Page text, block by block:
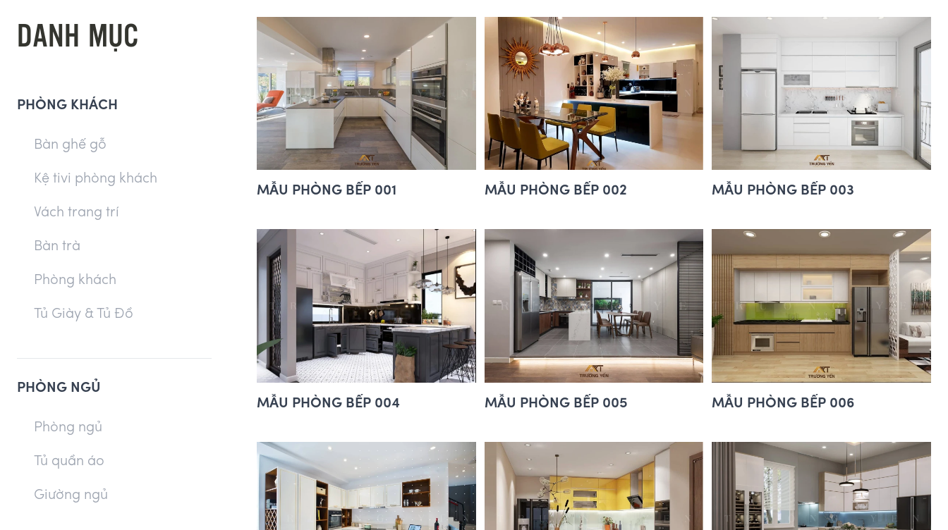
DANH MỤC
PHÒNG KHÁCH
Bàn ghế gỗ
Kệ tivi phòng khách
Vách trang trí
Bàn trà
Phòng khách
Tủ Giày & Tủ Đồ
PHÒNG NGỦ
Phòng ngủ
Tủ quần áo
Giường ngủ
MẪU PHÒNG BẾP 001 MẪU PHÒNG BẾP 002 MẪU PHÒNG BẾP 003
MẪU PHÒNG BẾP 004 MẪU PHÒNG BẾP 005 MẪU PHÒNG BẾP 006